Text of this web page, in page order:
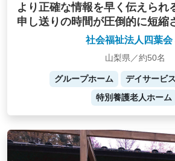
より正確な情報を早く伝えられ
申し送りの時間が圧倒的に短縮
社会福祉法人四葉会
山梨県／約50名
グループホーム デイサービス
特別養護老人ホーム